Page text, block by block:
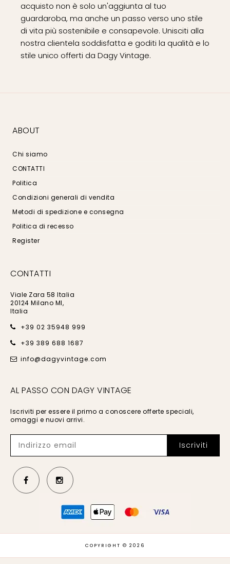
MALO (1)
MARABINI (1)
MARC JACOBS(0)
MICHELE ROSSI
MILA SCHÖN
MISSONI
MIU MIU
MONCLER
AND CHIC (3)
MOSCHINO
COUTURE(1)
NO BRAND (1)
PAROSH(2)
CADEMARTORI
PENNYBLACK
PIACENZA 1733
(1)
RALPH LAUREN(6)
acquisto non è solo un'aggiunta al tuo
guardaroba, ma anche un passo verso uno stile
di vita più sostenibile e consapevole. Unisciti alla
nostra clientela soddisfatta e goditi la qualità e lo
stile unico offerti da Dagy Vintage.
ABOUT
Chi siamo
CONTATTI
Politica
Condizioni generali di vendita
Metodi di spedizione e consegna
Politica di recesso
Register
CONTATTI
Viale Zara 58 Italia
20124 Milano MI,
Italia
+39 02 35948 999
+39 389 688 1687
info@dagyvintage.com
AL PASSO CON DAGY VINTAGE
Iscriviti per essere il primo a conoscere offerte speciali,
omaggi e nuovi arrivi.
COPYRIGHT © 2026